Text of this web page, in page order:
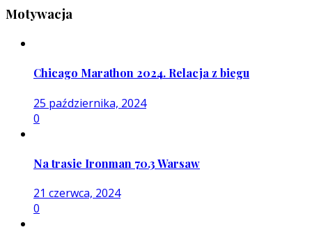
Motywacja
Chicago Marathon 2024. Relacja z biegu
25 października, 2024
0
Na trasie Ironman 70.3 Warsaw
21 czerwca, 2024
0